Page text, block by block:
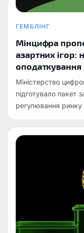
ГЕМБЛІНГ
Мінцифра
азартних ігор:
оподаткування
Міністерство
підготувало пакет
регулювання ринку